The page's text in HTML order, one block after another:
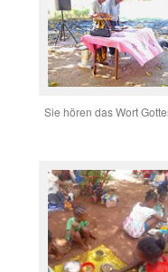
Sie hören das Wort